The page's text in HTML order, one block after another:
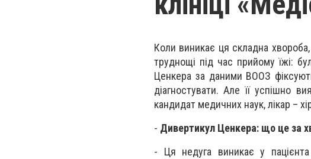
Коли виникає ця складна
труднощі під час прийому їжі:
Ценкера за даними ВООЗ
діагностувати. Але її успішно
кандидат медичних наук, лікар –
- Дивертикул Ценкера: що це за
- Ця недуга виникає у пацієнта